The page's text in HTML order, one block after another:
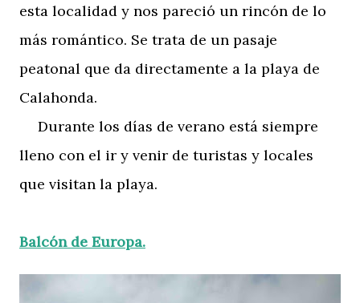
esta localidad y nos pareció un rincón de lo
más romántico. Se trata de un pasaje
peatonal que da directamente a la playa de
Calahonda.
Durante los días de verano está siempre
lleno con el ir y venir de turistas y locales
que visitan la playa.
Balcón de Europa.